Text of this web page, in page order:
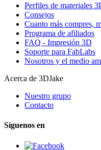
Perfiles de materiales
Consejos
Cuanto más compres,
Programa de afiliados
FAQ - Impresión 3D
Soporte para FabLabs
Nosotros y el medio
Acerca de 3DJake
Nuestro grupo
Contacto
Síguenos en